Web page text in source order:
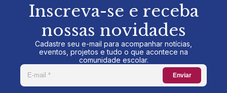
Inscreva-se e receba
nossas novidades
Cadastre seu e-mail para acompanhar notícias,
eventos, projetos e tudo o que acontece na
comunidade escolar.
Enviar